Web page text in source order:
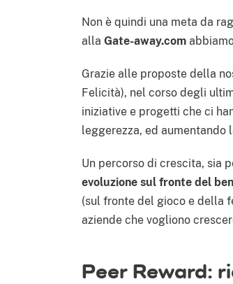
Non è quindi una meta da
alla Gate-away.com
Grazie alle proposte della
Felicità), nel corso degli
iniziative e progetti che ci
leggerezza, ed aumentando
Un percorso di crescita, sia
evoluzione sul fronte del
(sul fronte del gioco e della
aziende che vogliono
Peer Reward: